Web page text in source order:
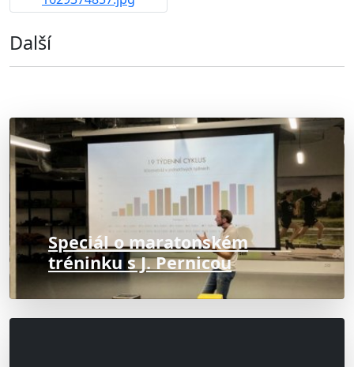
Další
Speciál o maratonském
tréninku s J. Pernicou